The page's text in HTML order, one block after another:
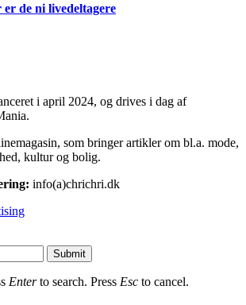
de ni livedeltagere
i april 2024, og drives i dag af
som bringer artikler om bl.a. mode,
kultur og bolig.
info(a)chrichri.dk
Submit
Enterto search. Press Esc to cancel.